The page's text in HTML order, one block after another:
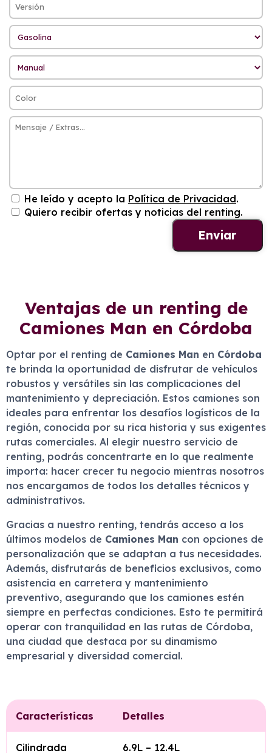
He leído y acepto la Política de Privacidad.
Quiero recibir ofertas y noticias del renting.
Ventajas de un renting de
Camiones Man en Córdoba
Optar por el renting de Camiones Man en Córdoba
te brinda la oportunidad de disfrutar de vehículos
robustos y versátiles sin las complicaciones del
mantenimiento y depreciación. Estos camiones son
ideales para enfrentar los desafíos logísticos de la
región, conocida por su rica historia y sus exigentes
rutas comerciales. Al elegir nuestro servicio de
renting, podrás concentrarte en lo que realmente
importa: hacer crecer tu negocio mientras nosotros
nos encargamos de todos los detalles técnicos y
administrativos.
Gracias a nuestro renting, tendrás acceso a los
últimos modelos de Camiones Man con opciones de
personalización que se adaptan a tus necesidades.
Además, disfrutarás de beneficios exclusivos, como
asistencia en carretera y mantenimiento
preventivo, asegurando que los camiones estén
siempre en perfectas condiciones. Esto te permitirá
operar con tranquilidad en las rutas de Córdoba,
una ciudad que destaca por su dinamismo
empresarial y diversidad comercial.
Características Detalles
Cilindrada 6.9L – 12.4L